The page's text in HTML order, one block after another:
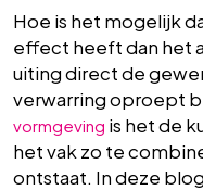
Hoe is het mogelijk
effect heeft dan het
uiting direct de
verwarring oproept
vormgeving is het de
het vak zo te
ontstaat. In deze